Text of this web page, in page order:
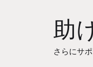
助
さらにサ